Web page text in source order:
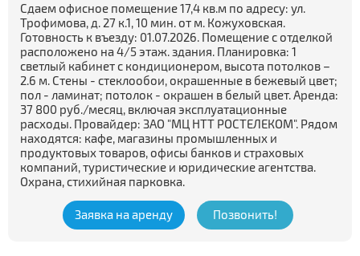
Сдаем офисное помещение 17,4 кв.м по адресу: ул.
Трофимова, д. 27 к.1, 10 мин. от м. Кожуховская.
Готовность к въезду: 01.07.2026. Помещение с отделкой
расположено на 4/5 этаж. здания. Планировка: 1
светлый кабинет с кондиционером, высота потолков –
2.6 м. Стены - стеклообои, окрашенные в бежевый цвет;
пол - ламинат; потолок - окрашен в белый цвет. Аренда:
37 800 руб./месяц, включая эксплуатационные
расходы. Провайдер: ЗАО "МЦ НТТ РОСТЕЛЕКОМ". Рядом
находятся: кафе, магазины промышленных и
продуктовых товаров, офисы банков и страховых
компаний, туристические и юридические агентства.
Охрана, стихийная парковка.
Заявка на аренду Позвонить!